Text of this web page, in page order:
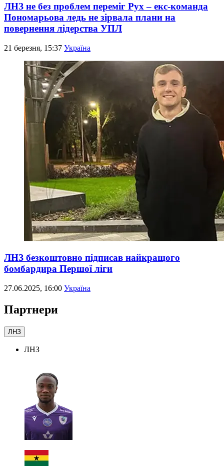
ЛНЗ не без проблем переміг Рух – екс-команда
Пономарьова ледь не зірвала плани на
повернення лідерства УПЛ
21 березня, 15:37 Україна
ЛНЗ безкоштовно підписав найкращого
бомбардира Першої ліги
27.06.2025, 16:00 Україна
Партнери
ЛНЗ
ЛНЗ